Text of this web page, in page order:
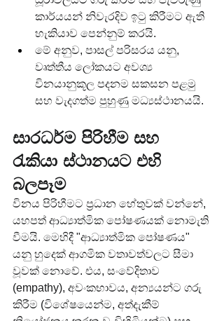
කාර්යයන් නිවැරදිව ඉටු කිරීමට ඇති
හැකියාව පෙන්නුම් කරයි.
මේ අනුව, පාසල් පරිසරය යනු,
වෘත්තීය ලෝකයට අවශ්‍ය
විනයානුකූල පදනම සකසන පළමු
සහ වැදගත්ම පුහුණු මධ්‍යස්ථානයයි.
සාරධර්ම පිරිහීම සහ
රැකියා ස්ථානයට එහි
බලපෑම
විනය පිරිහීමට ප්‍රධාන හේතුවක් වන්නේ,
යහපත් ආධ්‍යාත්මික පෝෂණයක් නොමැති
වීමයි. මෙහිදී "ආධ්‍යාත්මික පෝෂණය"
යනු හුදෙක් ආගමික වතාවත්වලට සීමා
වූවක් නොවේ. එය, සංවේදිතාව
(empathy), අවංකභාවය, අන්‍යයන්ට ගරු
කිරීම (විශේෂයෙන්ම, අත්දැකීම්